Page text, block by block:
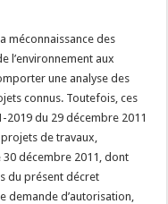
méconnaissance des
l’environnement aux
une analyse des
connus. Toutefois, ces
2019 du 29 décembre 2011
de travaux,
30 décembre 2011, dont
du présent décret
demande d’autorisation,